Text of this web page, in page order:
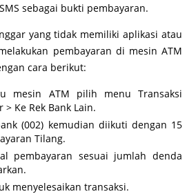
sebagai bukti pembayaran.
yang tidak memiliki aplikasi atau
pembayaran di mesin ATM
cara berikut:
mesin ATM pilih menu Transaksi
Ke Rek Bank Lain.
(002) kemudian diikuti dengan 15
Tilang.
pembayaran sesuai jumlah denda
menyelesaikan transaksi.